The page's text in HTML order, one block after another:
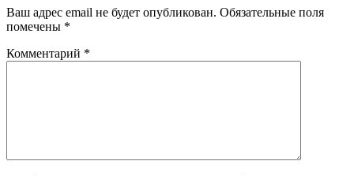
Ваш адрес email не будет опубликован. Обязательные поля
помечены *
Комментарий *